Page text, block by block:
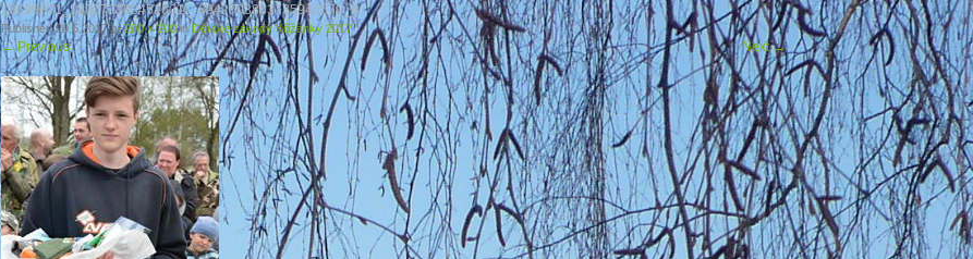
18699871_1890733834516011_8942593863735946570_n
Published29.5.2017at200 × 200inDětské závody Křižánky 2017
←Previous Next→